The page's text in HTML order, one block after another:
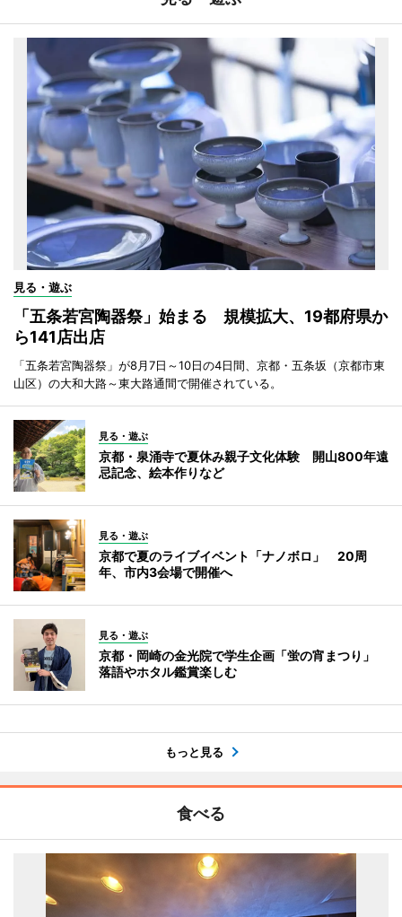
見る・遊ぶ
「五条若宮陶器祭」始まる 規模拡大、19都府県か
ら141店出店
「五条若宮陶器祭」が8月7日～10日の4日間、京都・五条坂（京都市東
山区）の大和大路～東大路通間で開催されている。
見る・遊ぶ
京都・泉涌寺で夏休み親子文化体験 開山800年遠
忌記念、絵本作りなど
見る・遊ぶ
京都で夏のライブイベント「ナノボロ」 20周
年、市内3会場で開催へ
見る・遊ぶ
京都・岡崎の金光院で学生企画「蛍の宵まつり」
落語やホタル鑑賞楽しむ
もっと見る
食べる